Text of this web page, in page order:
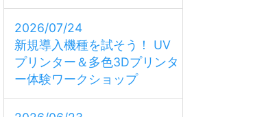
2026/07/24
新規導入機種を試そう！ UV
プリンター＆多色3Dプリンタ
ー体験ワークショップ